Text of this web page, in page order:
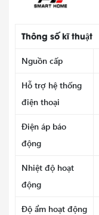
Thông số kĩ thuật
Nguồn cấp
Hỗ trợ hệ thống
điện thoại
Điện áp báo
động
Nhiệt độ hoạt
động
Độ ẩm hoạt động